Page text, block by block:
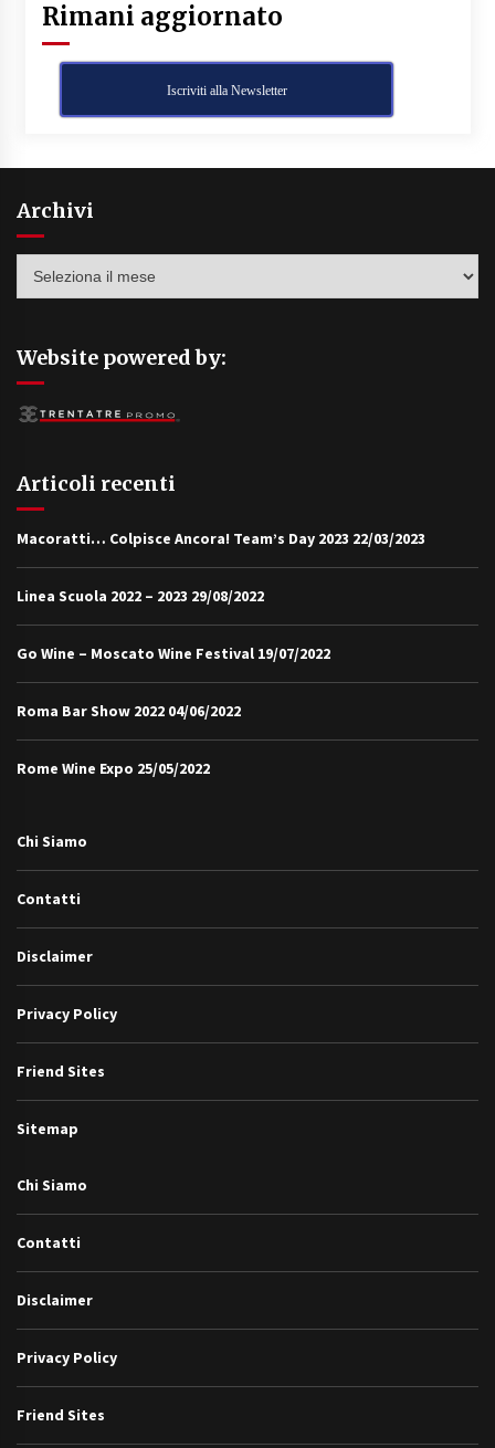
Rimani aggiornato
Iscriviti alla Newsletter
Archivi
Website powered by:
Articoli recenti
Macoratti… Colpisce Ancora! Team’s Day 2023 22/03/2023
Linea Scuola 2022 – 2023 29/08/2022
Go Wine – Moscato Wine Festival 19/07/2022
Roma Bar Show 2022 04/06/2022
Rome Wine Expo 25/05/2022
Chi Siamo
Contatti
Disclaimer
Privacy Policy
Friend Sites
Sitemap
Chi Siamo
Contatti
Disclaimer
Privacy Policy
Friend Sites